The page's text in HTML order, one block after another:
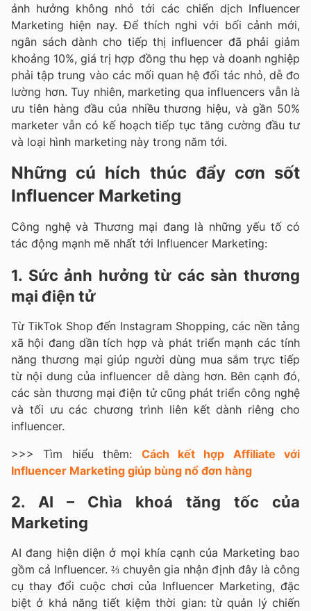
ảnh hưởng không nhỏ tới các chiến dịch Influencer
Marketing hiện nay. Để thích nghi với bối cảnh mới,
ngân sách dành cho tiếp thị influencer đã phải giảm
khoảng 10%, giá trị hợp đồng thu hẹp và doanh nghiệp
phải tập trung vào các mối quan hệ đối tác nhỏ, dễ đo
lường hơn. Tuy nhiên, marketing qua influencers vẫn là
ưu tiên hàng đầu của nhiều thương hiệu, và gần 50%
marketer vẫn có kế hoạch tiếp tục tăng cường đầu tư
và loại hình marketing này trong năm tới.
Những cú hích thúc đẩy cơn sốt
Influencer Marketing
Công nghệ và Thương mại đang là những yếu tố có
tác động mạnh mẽ nhất tới Influencer Marketing:
1. Sức ảnh hưởng từ các sàn thương
mại điện tử
Từ TikTok Shop đến Instagram Shopping, các nền tảng
xã hội đang dần tích hợp và phát triển mạnh các tính
năng thương mại giúp người dùng mua sắm trực tiếp
từ nội dung của influencer dễ dàng hơn. Bên cạnh đó,
các sàn thương mại điện tử cũng phát triển công nghệ
và tối ưu các chương trình liên kết dành riêng cho
influencer.
>>> Tìm hiểu thêm: Cách kết hợp Affiliate với
Influencer Marketing giúp bùng nổ đơn hàng
2. AI – Chìa khoá tăng tốc của
Marketing
AI đang hiện diện ở mọi khía cạnh của Marketing bao
gồm cả Influencer. ⅔ chuyên gia nhận định đây là công
cụ thay đổi cuộc chơi của Influencer Marketing, đặc
biệt ở khả năng tiết kiệm thời gian: từ quản lý chiến